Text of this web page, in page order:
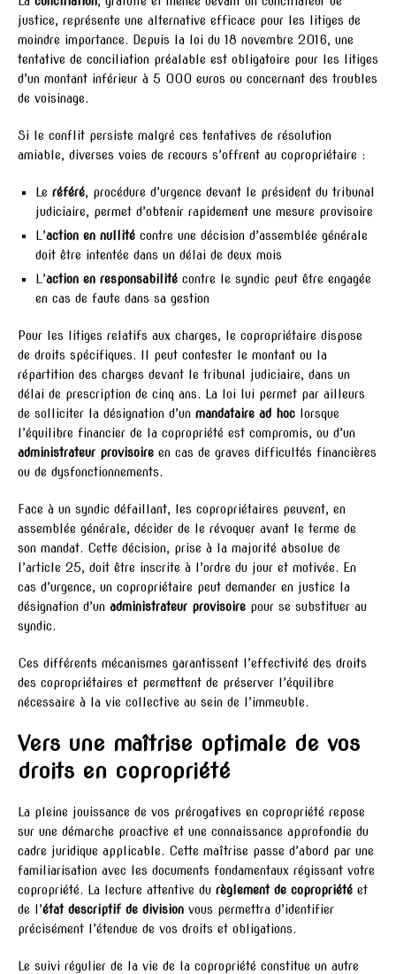
justice, représente une alternative efficace pour les litiges de
moindre importance. Depuis la loi du 18 novembre 2016, une
tentative de conciliation préalable est obligatoire pour les litiges
d’un montant inférieur à 5 000 euros ou concernant des troubles
de voisinage.
Si le conflit persiste malgré ces tentatives de résolution
amiable, diverses voies de recours s’offrent au copropriétaire :
Le référé, procédure d’urgence devant le président du tribunal
judiciaire, permet d’obtenir rapidement une mesure provisoire
L’action en nullité contre une décision d’assemblée générale
doit être intentée dans un délai de deux mois
L’action en responsabilité contre le syndic peut être engagée
en cas de faute dans sa gestion
Pour les litiges relatifs aux charges, le copropriétaire dispose
de droits spécifiques. Il peut contester le montant ou la
répartition des charges devant le tribunal judiciaire, dans un
délai de prescription de cinq ans. La loi lui permet par ailleurs
de solliciter la désignation d’un mandataire ad hoc lorsque
l’équilibre financier de la copropriété est compromis, ou d’un
administrateur provisoire en cas de graves difficultés financières
ou de dysfonctionnements.
Face à un syndic défaillant, les copropriétaires peuvent, en
assemblée générale, décider de le révoquer avant le terme de
son mandat. Cette décision, prise à la majorité absolue de
l’article 25, doit être inscrite à l’ordre du jour et motivée. En
cas d’urgence, un copropriétaire peut demander en justice la
désignation d’un administrateur provisoire pour se substituer au
syndic.
Ces différents mécanismes garantissent l’effectivité des droits
des copropriétaires et permettent de préserver l’équilibre
nécessaire à la vie collective au sein de l’immeuble.
Vers une maîtrise optimale de vos
droits en copropriété
La pleine jouissance de vos prérogatives en copropriété repose
sur une démarche proactive et une connaissance approfondie du
cadre juridique applicable. Cette maîtrise passe d’abord par une
familiarisation avec les documents fondamentaux régissant votre
copropriété. La lecture attentive du règlement de copropriété et
de l’état descriptif de division vous permettra d’identifier
précisément l’étendue de vos droits et obligations.
Le suivi régulier de la vie de la copropriété constitue un autre